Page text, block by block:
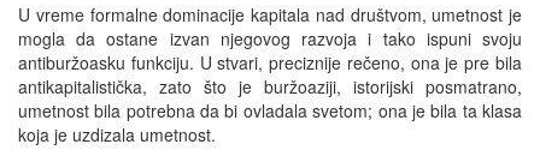
U vreme formalne dominacije kapitala nad društvom, umetnost je
mogla da ostane izvan njegovog razvoja i tako ispuni svoju
antiburžoasku funkciju. U stvari, preciznije rečeno, ona je pre bila
antikapitalistička, zato što je buržoaziji, istorijski posmatrano,
umetnost bila potrebna da bi ovladala svetom; ona je bila ta klasa
koja je uzdizala umetnost.